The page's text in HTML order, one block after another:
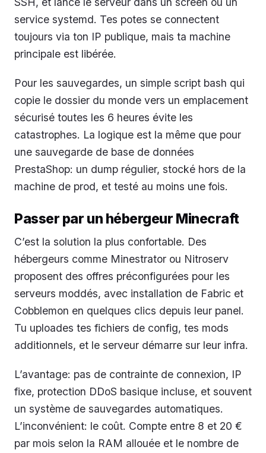
service systemd. Tes potes se connectent
toujours via ton IP publique, mais ta machine
principale est libérée.
Pour les sauvegardes, un simple script bash qui
copie le dossier du monde vers un emplacement
sécurisé toutes les 6 heures évite les
catastrophes. La logique est la même que pour
une sauvegarde de base de données
PrestaShop: un dump régulier, stocké hors de la
machine de prod, et testé au moins une fois.
Passer par un hébergeur Minecraft
C’est la solution la plus confortable. Des
hébergeurs comme Minestrator ou Nitroserv
proposent des offres préconfigurées pour les
serveurs moddés, avec installation de Fabric et
Cobblemon en quelques clics depuis leur panel.
Tu uploades tes fichiers de config, tes mods
additionnels, et le serveur démarre sur leur infra.
L’avantage: pas de contrainte de connexion, IP
fixe, protection DDoS basique incluse, et souvent
un système de sauvegardes automatiques.
L’inconvénient: le coût. Compte entre 8 et 20 €
par mois selon la RAM allouée et le nombre de